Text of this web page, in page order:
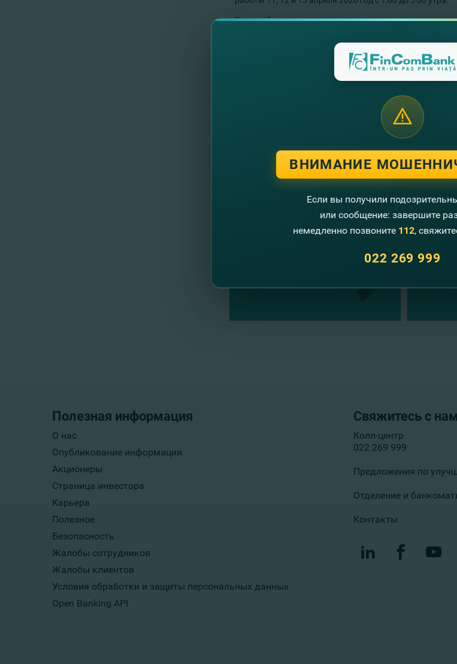
Таким образом, в течение этого периода следующие
4. Интернет Бэнкинг и приложение FinComPay
Для получения дополнительной информации или
Другие новости
Полезная информация
О нас
Опубликование информации
Акционеры
Страница инвестора
Карьера
Полезное
Безопасность
Жалобы сотрудников
Жалобы клиентов
Условия обработки и защиты персональных данных
Open Banking API
Свяжитесь с
Колл-центр
022 269 999
Предложения по
Отделение и
Контакты
ВНИМАНИЕ
Если вы получили
или сообщение: завершите
немедленно позвоните 112,
022 269 999